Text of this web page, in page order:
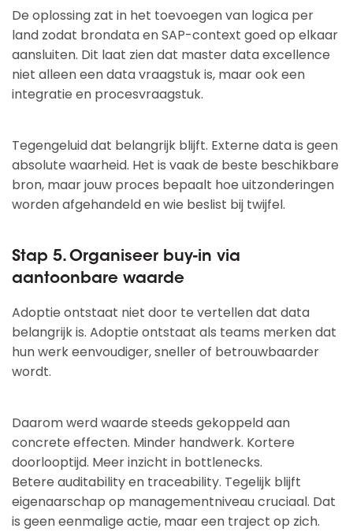
De oplossing zat in het toevoegen van logica per
land zodat brondata en SAP-context goed op elkaar
aansluiten. Dit laat zien dat master data excellence
niet alleen een data vraagstuk is, maar ook een
integratie en procesvraagstuk.
Tegengeluid dat belangrijk blijft. Externe data is geen
absolute waarheid. Het is vaak de beste beschikbare
bron, maar jouw proces bepaalt hoe uitzonderingen
worden afgehandeld en wie beslist bij twijfel.
Stap 5. Organiseer buy-in via
aantoonbare waarde
Adoptie ontstaat niet door te vertellen dat data
belangrijk is. Adoptie ontstaat als teams merken dat
hun werk eenvoudiger, sneller of betrouwbaarder
wordt.
Daarom werd waarde steeds gekoppeld aan
concrete effecten. Minder handwerk. Kortere
doorlooptijd. Meer inzicht in bottlenecks.
Betere auditability en traceability. Tegelijk blijft
eigenaarschap op managementniveau cruciaal. Dat
is geen eenmalige actie, maar een traject op zich.